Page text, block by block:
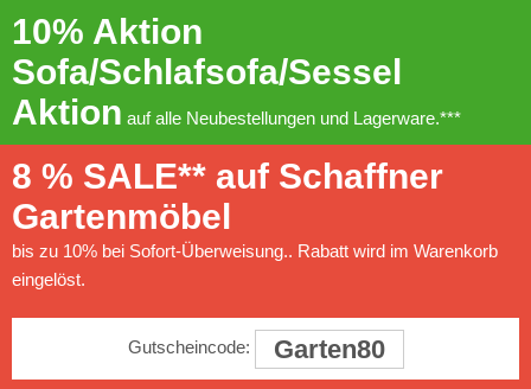
10% Aktion
Sofa/Schlafsofa/Sessel
Aktion auf alle Neubestellungen und Lagerware.***
8 % SALE** auf Schaffner
Gartenmöbel
bis zu 10% bei Sofort-Überweisung.. Rabatt wird im Warenkorb
eingelöst.
Gutscheincode: Garten80